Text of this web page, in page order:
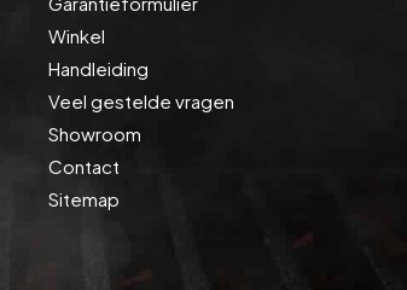
Winkel
Handleiding
Veel gestelde vragen
Showroom
Contact
Sitemap